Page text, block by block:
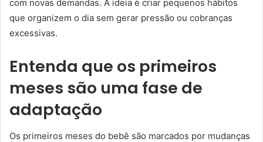
com novas demandas. A ideia é criar pequenos hábitos
que organizem o dia sem gerar pressão ou cobranças
excessivas.
Entenda que os primeiros
meses são uma fase de
adaptação
Os primeiros meses do bebê são marcados por mudanças